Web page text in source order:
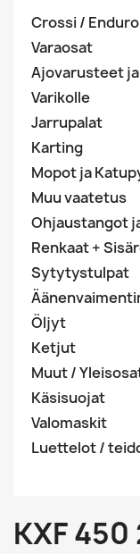
Crossi / Enduro
Varaosat
Ajovarusteet
Varikolle
Jarrupalat
Karting
Mopot ja
Muu vaatetus
Ohjaustangot
Renkaat +
Sytytystulpat
Öljyt
Ketjut
Muut /
Käsisuojat
Valomaskit
Luettelot /
KXF